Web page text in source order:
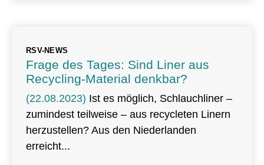
RSV-NEWS
Frage des Tages: Sind Liner aus
Recycling-Material denkbar?
(22.08.2023) Ist es möglich, Schlauchliner –
zumindest teilweise – aus recycleten Linern
herzustellen? Aus den Niederlanden
erreicht